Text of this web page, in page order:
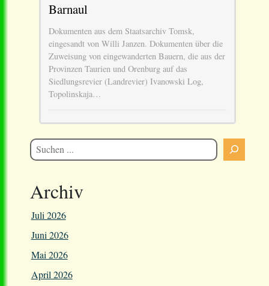
Barnaul
Dokumenten aus dem Staatsarchiv Tomsk,
eingesandt von Willi Janzen. Dokumenten über die
Zuweisung von eingewanderten Bauern, die aus der
Provinzen Taurien und Orenburg auf das
Siedlungsrevier (Landrevier) Ivanowski Log,
Topolinskaja…
Archiv
Juli 2026
Juni 2026
Mai 2026
April 2026